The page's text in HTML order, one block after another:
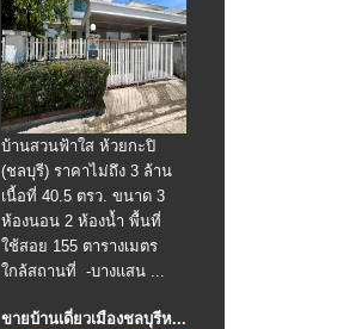
บ้านสวนฟ้าใส ห้วยกะปิ
(ชลบุรี) ราคาไม่ถึง 3 ล้าน
เนื้อที่ 40.5 ตรว. ขนาด 3
ห้องนอน 2 ห้องน้ำ พื้นที่
ใช้สอย 155 ตารางเมตร
ใกล้สถานที่ -บางแสน ...
ขายบ้านเดี่ยวเมืองชลบุรีห...